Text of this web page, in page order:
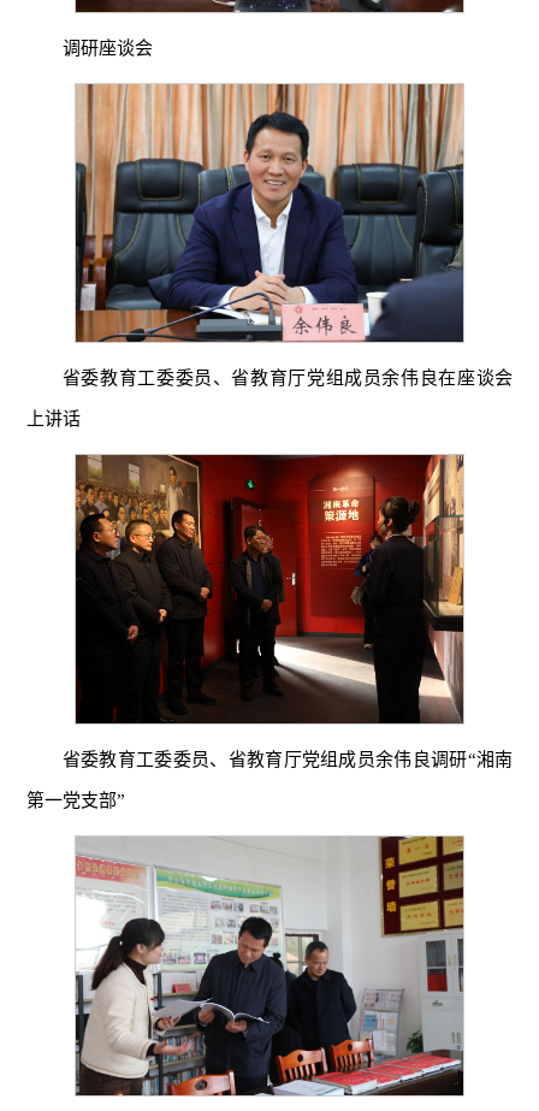
调研座谈会
省委教育工委委员、省教育厅党组成员余伟良在座谈会
上讲话
省委教育工委委员、省教育厅党组成员余伟良调研“湘南
第一党支部”